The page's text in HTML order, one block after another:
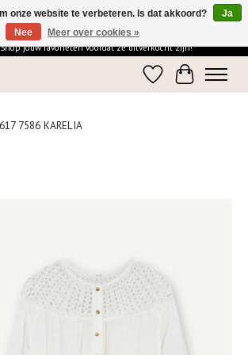
Fashion | Vandaag besteld = morgen in huis | Gratis
jouw favorieten voordat ze uitverkocht zijn!
Verlanglijst
7586 KARELIA
onze website te verbeteren. Is dat akkoord?
Ja
Nee
Meer over cookies »